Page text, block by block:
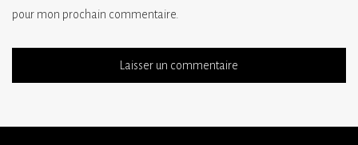
pour mon prochain commentaire.